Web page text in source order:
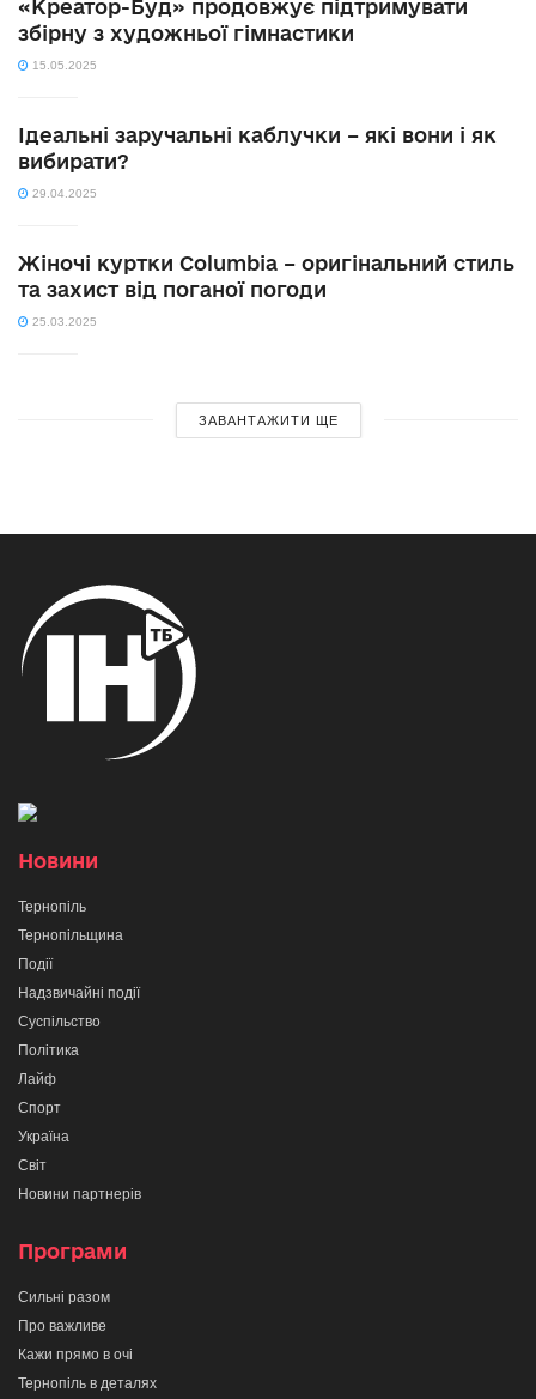
«Креатор-Буд» продовжує підтримувати
збірну з художньої гімнастики
15.05.2025
Ідеальні заручальні каблучки – які вони і як
вибирати?
29.04.2025
Жіночі куртки Columbia – оригінальний стиль
та захист від поганої погоди
25.03.2025
ЗАВАНТАЖИТИ ЩЕ
Новини
Тернопіль
Тернопільщина
Події
Надзвичайні події
Суспільство
Політика
Лайф
Спорт
Україна
Світ
Новини партнерів
Програми
Сильні разом
Про важливе
Кажи прямо в очі
Тернопіль в деталях